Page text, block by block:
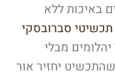
באיכות ללא
תכשיטי סברובסקי
מבלי
יחזיר אור